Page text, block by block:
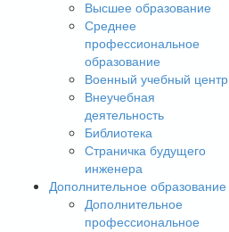
Высшее образование
Среднее
профессиональное
образование
Военный учебный центр
Внеучебная
деятельность
Библиотека
Страничка будущего
инженера
Дополнительное образование
Дополнительное
профессиональное